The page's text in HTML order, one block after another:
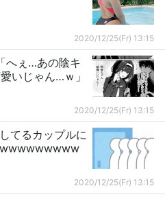
2020/12/25(Fr) 13:15
へぇ…あの陰キ
いじゃん…ｗ」
2020/12/25(Fr) 13:15
てるカップルに
2020/12/25(Fr) 13:15